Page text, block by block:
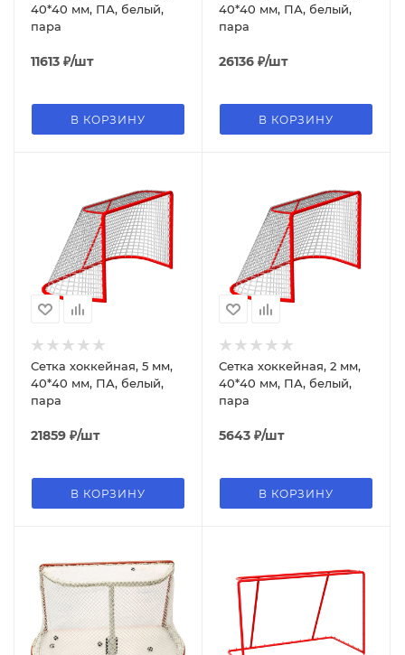
40*40 мм, ПА, белый,
пара
11613 ₽/шт
В КОРЗИНУ
40*40 мм, ПА, белый,
пара
26136 ₽/шт
В КОРЗИНУ
Сетка хоккейная, 5 мм,
40*40 мм, ПА, белый,
пара
21859 ₽/шт
В КОРЗИНУ
Сетка хоккейная, 2 мм,
40*40 мм, ПА, белый,
пара
5643 ₽/шт
В КОРЗИНУ